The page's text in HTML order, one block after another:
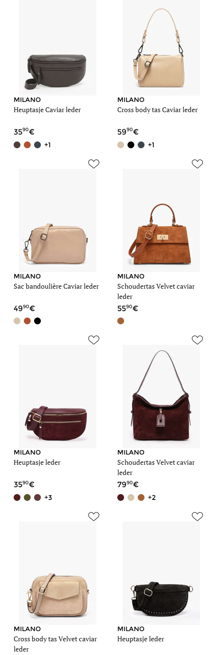
MILANO
Heuptasje Caviar leder
3590
+1
MILANO
Cross body tas Caviar leder
5990
+1
MILANO
Sac bandoulière Caviar leder
4990
MILANO
Schoudertas Velvet caviar
leder
5590
MILANO
Heuptasje leder
3590
+3
MILANO
Schoudertas Velvet caviar
leder
7990
+2
MILANO
Cross body tas Velvet caviar
leder
MILANO
Heuptasje leder